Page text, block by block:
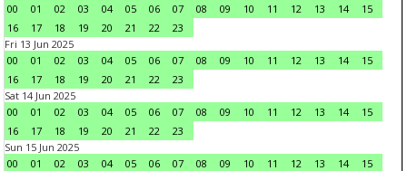
00
01 02 03 04 05 06 07 08 09 10 11 12 13 14
15
16
17 18 19 20 21 22
23
Fri 13 Jun 2025
00
01 02 03 04 05 06 07 08 09 10 11 12 13 14
15
16
17 18 19 20 21 22
23
Sat 14 Jun 2025
00
01 02 03 04 05 06 07 08 09 10 11 12 13 14
15
16
17 18 19 20 21 22
23
Sun 15 Jun 2025
00
01 02 03 04 05 06 07 08 09 10 11 12 13 14
15